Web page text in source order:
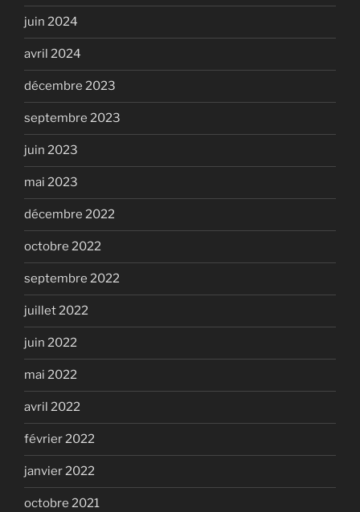
juin 2024
avril 2024
décembre 2023
septembre 2023
juin 2023
mai 2023
décembre 2022
octobre 2022
septembre 2022
juillet 2022
juin 2022
mai 2022
avril 2022
février 2022
janvier 2022
octobre 2021